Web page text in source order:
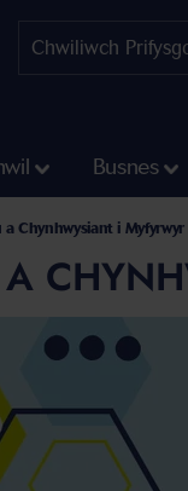
Busnes
Chynhwysiant i Myfyrwyr